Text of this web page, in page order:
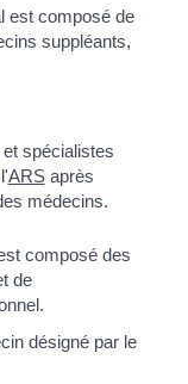
est composé de
suppléants,
spécialistes
ARSaprès
médecins.
composé des
de
désigné par le